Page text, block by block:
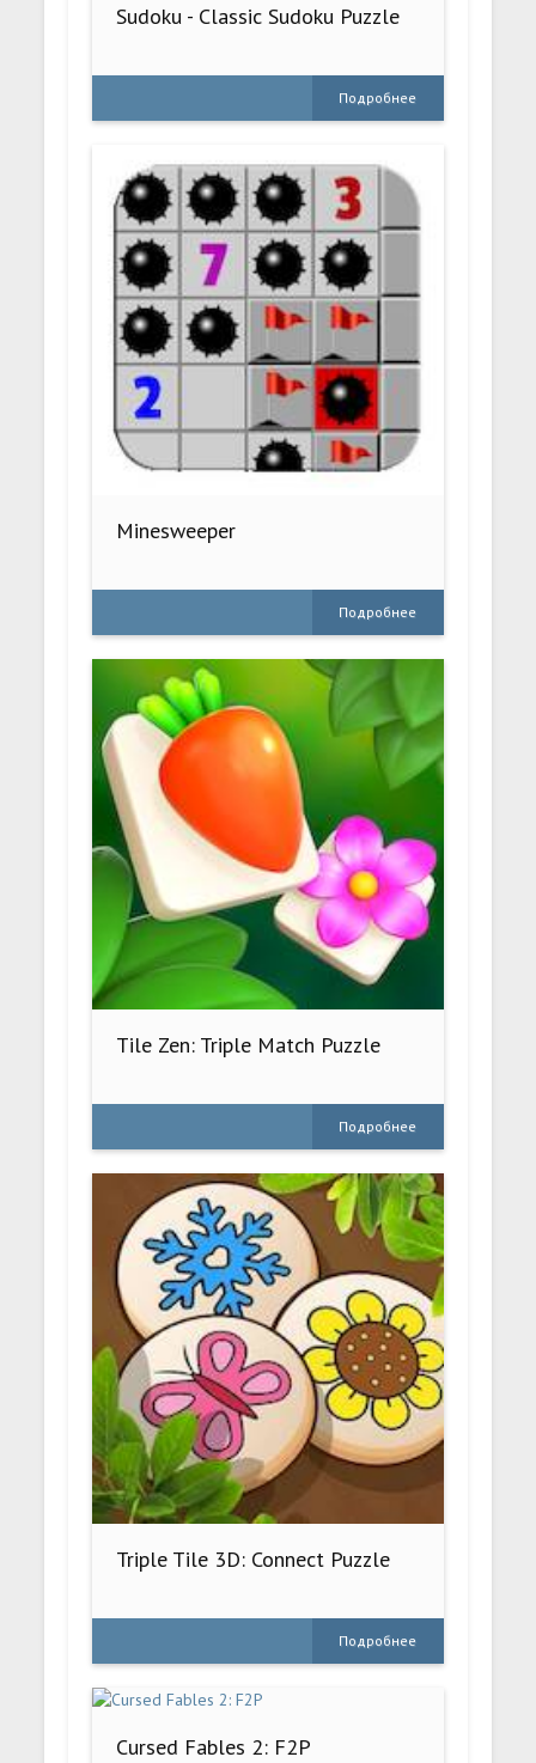
Sudoku - Classic Sudoku Puzzle
Подробнее
Minesweeper
Подробнее
Tile Zen: Triple Match Puzzle
Подробнее
Triple Tile 3D: Connect Puzzle
Подробнее
Cursed Fables 2: F2P